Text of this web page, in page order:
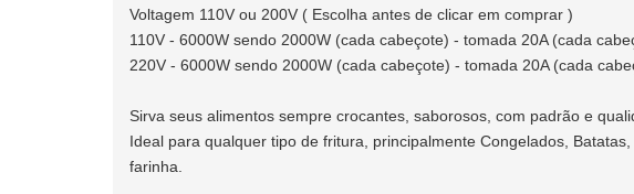
Voltagem 110V ou 200V ( Escolha antes de clicar em comprar )
110V - 6000W sendo 2000W (cada cabeçote) - tomada 20A (cada
220V - 6000W sendo 2000W (cada cabeçote) - tomada 20A (cada
Sirva seus alimentos sempre crocantes, saborosos, com padrão e
Ideal para qualquer tipo de fritura, principalmente Congelados,
farinha.